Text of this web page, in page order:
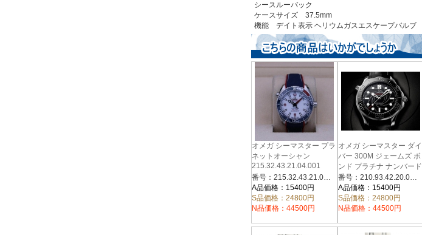
シースルーバック
ケースサイズ 37.5mm
機能 デイト表示 ヘリウムガスエスケープバルブ
オメガ シーマスター プラ
ネットオーシャン
215.32.43.21.04.001
番号：215.32.43.21.04.001
A品価格：15400円
S品価格：24800円
N品価格：44500円
オメガ シーマスター ダイ
バー 300M ジェームズ ボ
ンド プラチナ ナンバード
エディション
210.93.42.20.01.001
番号：210.93.42.20.01.001
A品価格：15400円
S品価格：24800円
N品価格：44500円